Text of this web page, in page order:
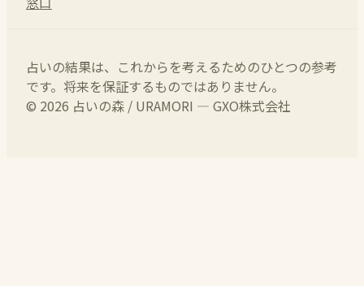
占いの結果は、これからを考えるためのひとつの参考
です。将来を保証するものではありません。
© 2026 占いの森 / URAMORI — GXO株式会社